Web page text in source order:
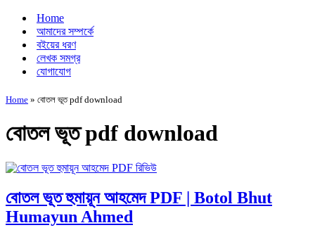
Home
আমাদের সম্পর্কে
বইয়ের ধরণ
লেখক সমগ্র
যোগাযোগ
Home » বোতল ভূত pdf download
বোতল ভূত pdf download
বোতল ভূত হুমায়ূন আহমেদ PDF | Botol Bhut
Humayun Ahmed